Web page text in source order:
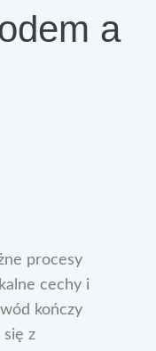
a
procesy
cechy i
kończy
się z